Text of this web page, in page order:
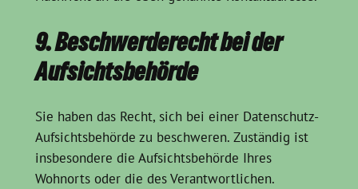
9. Beschwerderecht bei der
Aufsichtsbehörde
Sie haben das Recht, sich bei einer Datenschutz-
Aufsichtsbehörde zu beschweren. Zuständig ist
insbesondere die Aufsichtsbehörde Ihres
Wohnorts oder die des Verantwortlichen.